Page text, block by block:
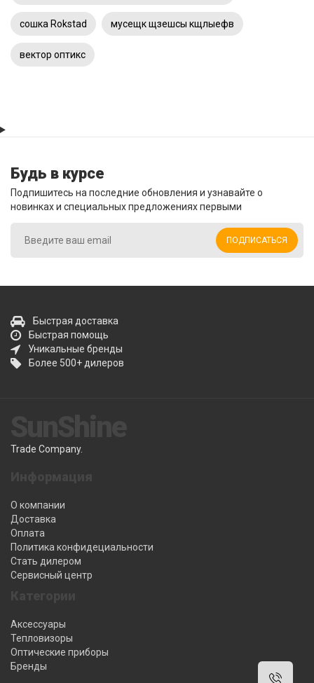
сошка Rokstad мусещк щзешсы кщлыефв
вектор оптикс
Будь в курсе
Подпишитесь на последние обновления и узнавайте о
новинках и специальных предложениях первыми
ПОДПИСАТЬСЯ
Быстрая доставка
Быстрая помощь
Уникальные бренды
Более 500+ дилеров
Trade Company.
О компании
Доставка
Оплата
Политика конфидециальности
Стать дилером
Сервисный центр
Аксессуары
Тепловизоры
Оптические приборы
Бренды